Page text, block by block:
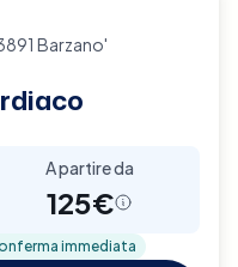
Barzano'
A partire da
125€
immediata